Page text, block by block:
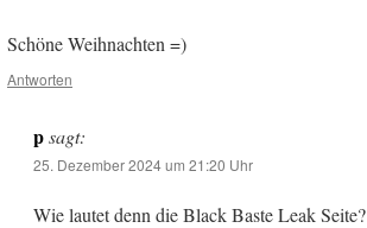
Schöne Weihnachten =)
Antworten
p sagt:
25. Dezember 2024 um 21:20 Uhr
Wie lautet denn die Black Baste Leak Seite?